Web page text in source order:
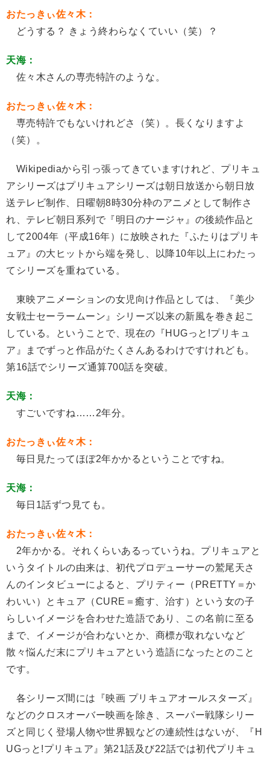
おたっきぃ佐々木：
どうする？ きょう終わらなくていい（笑）？
天海：
佐々木さんの専売特許のような。
おたっきぃ佐々木：
専売特許でもないけれどさ（笑）。長くなりますよ
（笑）。
Wikipediaから引っ張ってきていますけれど、プリキュ
アシリーズはプリキュアシリーズは朝日放送から朝日放
送テレビ制作、日曜朝8時30分枠のアニメとして制作さ
れ、テレビ朝日系列で『明日のナージャ』の後続作品と
して2004年（平成16年）に放映された『ふたりはプリキ
ュア』の大ヒットから端を発し、以降10年以上にわたっ
てシリーズを重ねている。
東映アニメーションの女児向け作品としては、『美少
女戦士セーラームーン』シリーズ以来の新風を巻き起こ
している。ということで、現在の『HUGっと!プリキュ
ア』までずっと作品がたくさんあるわけですけれども。
第16話でシリーズ通算700話を突破。
天海：
すごいですね……2年分。
おたっきぃ佐々木：
毎日見たってほぼ2年かかるということですね。
天海：
毎日1話ずつ見ても。
おたっきぃ佐々木：
2年かかる。それくらいあるっていうね。プリキュアと
いうタイトルの由来は、初代プロデューサーの鷲尾天さ
んのインタビューによると、プリティー（PRETTY＝か
わいい）とキュア（CURE＝癒す、治す）という女の子
らしいイメージを合わせた造語であり、この名前に至る
まで、イメージが合わないとか、商標が取れないなど
散々悩んだ末にプリキュアという造語になったとのこと
です。
各シリーズ間には『映画 プリキュアオールスターズ』
などのクロスオーバー映画を除き、スーパー戦隊シリー
ズと同じく登場人物や世界観などの連続性はないが、『H
UGっと!プリキュア』第21話及び22話では初代プリキュ